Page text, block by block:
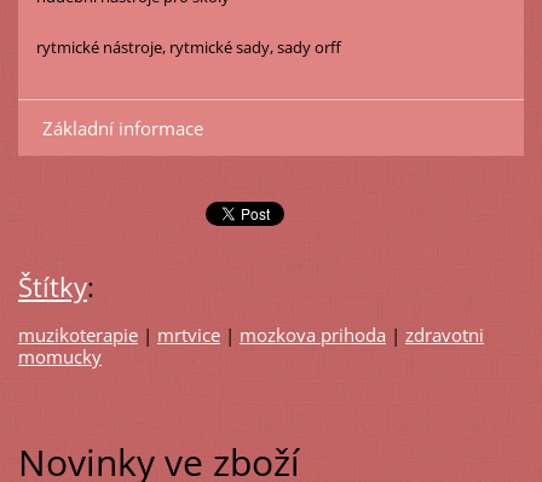
rytmické nástroje, rytmické sady, sady orff
Základní informace
Štítky:
muzikoterapie | mrtvice | mozkova prihoda | zdravotni
momucky
Novinky ve zboží